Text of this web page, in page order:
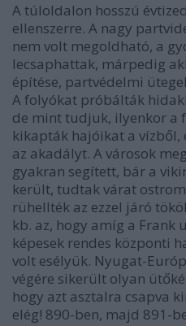
A túloldalon hosszú
ellenszerre. A nagy
nem volt megoldható, a
lecsaphattak, márpedig
építése, partvédelmi
A folyókat próbálták
de mint tudjuk, ilyenkor a
kikapták hajóikat a vízből,
az akadályt. A városok
gyakran segített, bár a
került, tudtak várat
rühellték az ezzel járó
kb. az, hogy amíg a
képesek rendes központi
volt esélyük. Nyugat-
végére sikerült olyan
hogy azt asztalra csapva
elég! 890-ben, majd 891-